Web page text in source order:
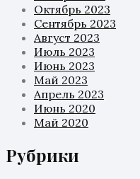
Октябрь 2023
Сентябрь 2023
Август 2023
Июль 2023
Июнь 2023
Май 2023
Апрель 2023
Июнь 2020
Май 2020
Рубрики